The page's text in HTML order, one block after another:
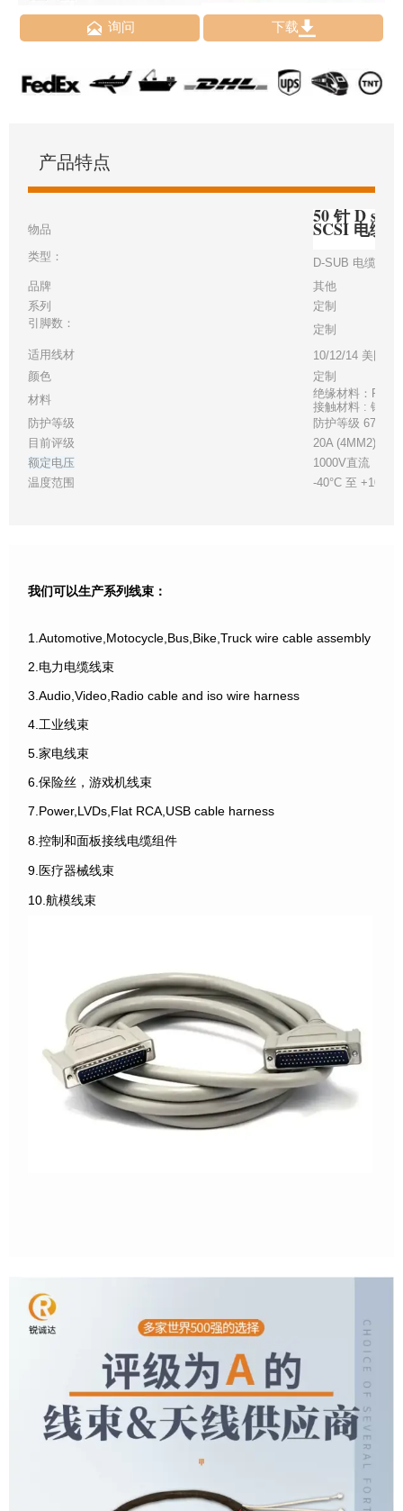
 询问 下载
产品特点
物品
50 针 D sub
SCSI 电缆
类型：
D-SUB 电缆
品牌
其他
系列
定制
引脚数：
定制
适用线材
10/12/14 美国线
颜色
定制
材料
绝缘材料：
接触材料 : 铜 cn
防护等级
防护等级 67
目前评级
20A (4MM2)
额定电压
1000V直流
温度范围
-40°C 至 +105°C
我们可以生产系列线束：
1.Automotive,Motocycle,Bus,Bike,Truck wire cable assembly
2.电力电缆线束
3.Audio,Video,Radio cable and iso wire harness
4.工业线束
5.家电线束
6.保险丝，游戏机线束
7.Power,LVDs,Flat RCA,USB cable harness
8.控制和面板接线电缆组件
9.医疗器械线束
10.航模线束